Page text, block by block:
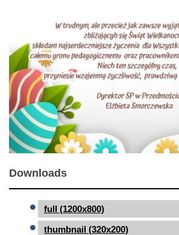
Downloads
full (1200x800)
thumbnail (320x200)